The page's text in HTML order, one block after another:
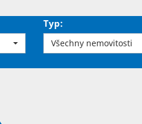
Typ:
Všechny nemovitosti